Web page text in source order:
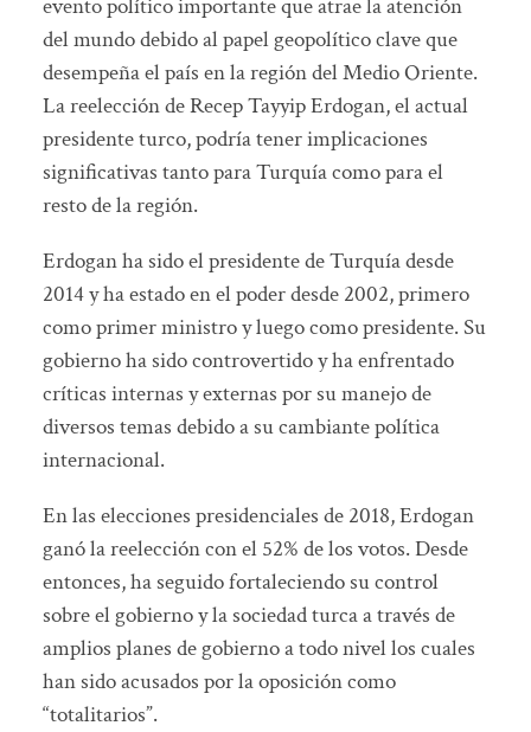
evento político importante que atrae la atención
del mundo debido al papel geopolítico clave que
desempeña el país en la región del Medio Oriente.
La reelección de Recep Tayyip Erdogan, el actual
presidente turco, podría tener implicaciones
significativas tanto para Turquía como para el
resto de la región.
Erdogan ha sido el presidente de Turquía desde
2014 y ha estado en el poder desde 2002, primero
como primer ministro y luego como presidente. Su
gobierno ha sido controvertido y ha enfrentado
críticas internas y externas por su manejo de
diversos temas debido a su cambiante política
internacional.
En las elecciones presidenciales de 2018, Erdogan
ganó la reelección con el 52% de los votos. Desde
entonces, ha seguido fortaleciendo su control
sobre el gobierno y la sociedad turca a través de
amplios planes de gobierno a todo nivel los cuales
han sido acusados por la oposición como
“totalitarios”.